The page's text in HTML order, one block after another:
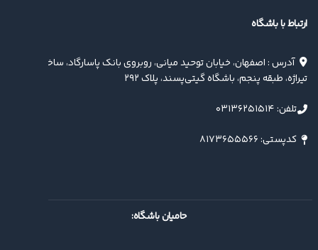
ارتباط با باشگاه
آدرس : اصفهان، خیابان توحید میانی، روبروی بانک پاسارگاد، ساختمان
تیراژه، طبقه پنجم، باشگاه گیتی‌پسند، پلاک ۲۹۲
تلفن: ۰۳۱۳۶۲۵۱۵۱۴
کدپستی: ۸۱۷۳۶۵۵۵۶۶
حامیان باشگاه: